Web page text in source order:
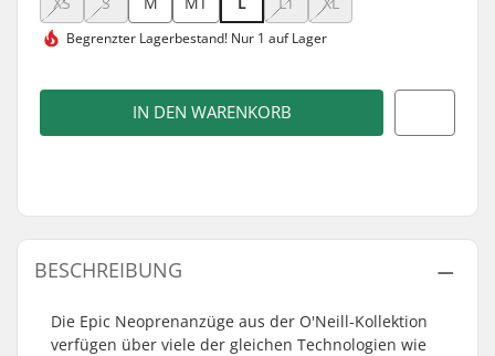
Begrenzter Lagerbestand! Nur 1 auf Lager
IN DEN WARENKORB
BESCHREIBUNG
Die Epic Neoprenanzüge aus der O'Neill-Kollektion
verfügen über viele der gleichen Technologien wie